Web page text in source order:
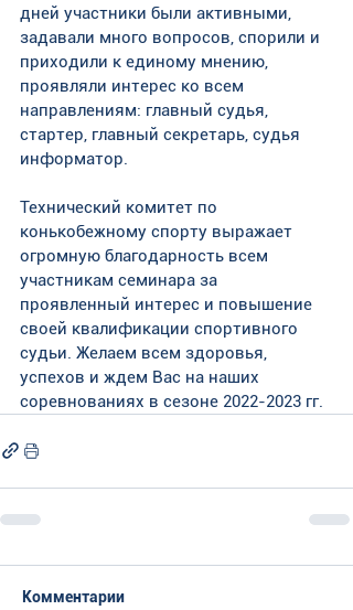
дней участники были активными,
задавали много вопросов, спорили и
приходили к единому мнению,
проявляли интерес ко всем
направлениям: главный судья,
стартер, главный секретарь, судья
информатор.
Технический комитет по
конькобежному спорту выражает
огромную благодарность всем
участникам семинара за
проявленный интерес и повышение
своей квалификации спортивного
судьи. Желаем всем здоровья,
успехов и ждем Вас на наших
соревнованиях в сезоне 2022-2023 гг.
Комментарии